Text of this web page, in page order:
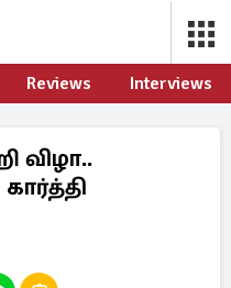
Reviews Interviews
விழா..